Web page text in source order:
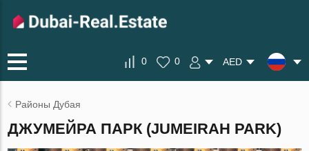
0 0 AED
Районы Дубая
ДЖУМЕЙРА ПАРК (JUMEIRAH PARK)